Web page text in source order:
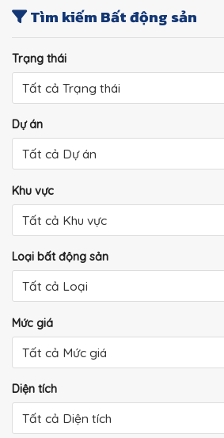
Tìm kiếm Bất động sản
Trạng thái
Dự án
Khu vực
Loại bất động sản
Mức giá
Diện tích